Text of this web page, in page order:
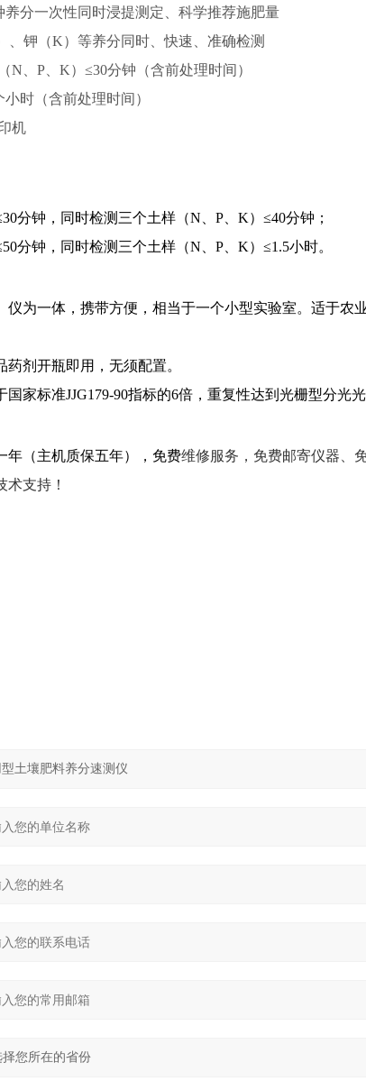
分一次性同时浸提测定、科学推荐施肥量
、钾（K）等养分同时、快速、准确检测
N、P、K）≤30分钟（含前处理时间）
时（含前处理时间）
机
分钟，同时检测三个土样（N、P、K）≤40分钟；
分钟，同时检测三个土样（N、P、K）≤1.5小时。
仪为一体，携带方便，相当于一个小型实验室。适于农
剂开瓶即用，无须配置。
家标准JJG179-90指标的6倍，重复性达到光栅型分光光
年（主机质保五年），免费维修服务，免费邮寄仪器、
术支持！